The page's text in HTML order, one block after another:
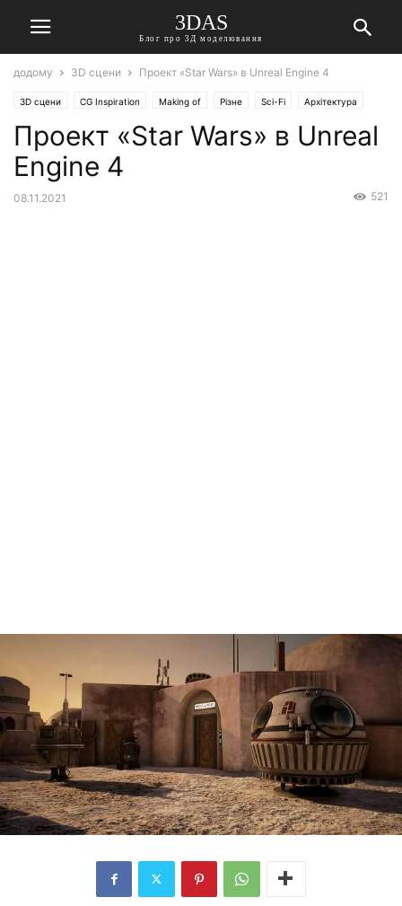
3DAS
Блог про 3Д моделювання
додому 3D сцени Проект «Star Wars» в Unreal Engine 4
3D сцени CG Inspiration Making of Різне Sci-Fi Архітектура
Проект «Star Wars» в Unreal
Engine 4
08.11.2021 521